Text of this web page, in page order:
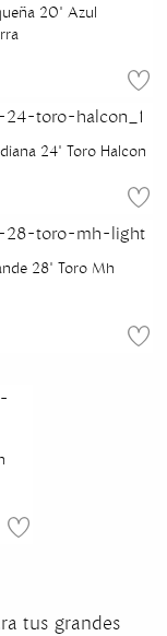
20" Azul
24" Toro Halcon
Mh
tus grandes